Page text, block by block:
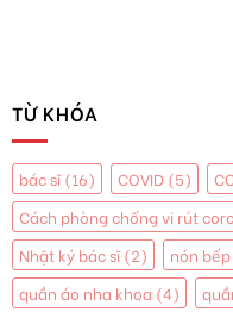
TỪ KHÓA
bác sĩ(16) COVID (5)
Cách phòng chống vi rút
Nhật ký bác sĩ(2) nón bếp
quần áo nha khoa (4)